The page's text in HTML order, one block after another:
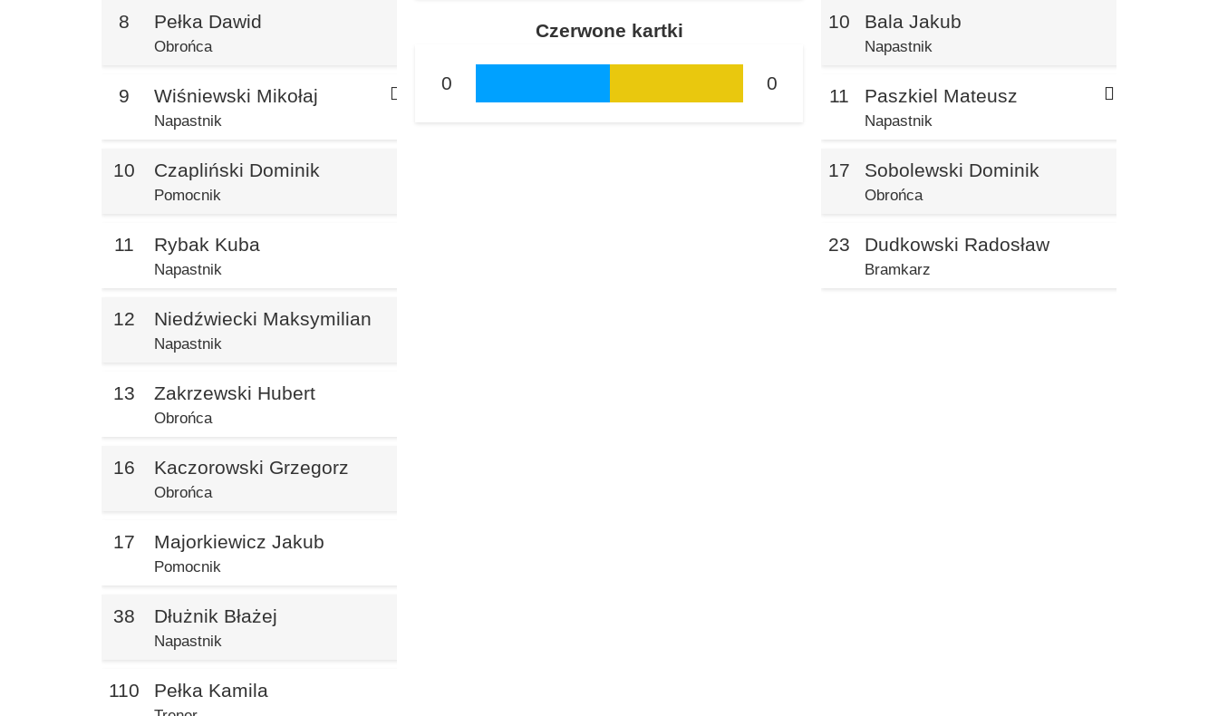
8 Pełka Dawid
Obrońca
9 Wiśniewski Mikołaj
Napastnik
10 Czapliński Dominik
Pomocnik
11 Rybak Kuba
Napastnik
12 Niedźwiecki Maksymilian
Napastnik
13 Zakrzewski Hubert
Obrońca
16 Kaczorowski Grzegorz
Obrońca
17 Majorkiewicz Jakub
Pomocnik
38 Dłużnik Błażej
Napastnik
110 Pełka Kamila
10 Bala Jakub
Napastnik
11 Paszkiel Mateusz
Napastnik
17 Sobolewski Dominik
Obrońca
23 Dudkowski Radosław
Bramkarz
Czerwone kartki
0 0